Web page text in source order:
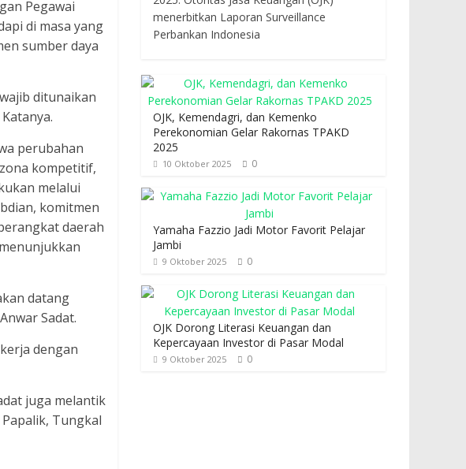
Pegawai
di masa yang
sumber daya
ditunaikan
perubahan
kompetitif,
melalui
komitmen
daerah
datang
Sadat.
dengan
juga melantik
Tungkal
menerbitkan Laporan Surveillance
Perbankan Indonesia
OJK, Kemendagri, dan Kemenko
Perekonomian Gelar Rakornas TPAKD
2025
10 Oktober 2025 0
Yamaha Fazzio Jadi Motor Favorit Pelajar
Jambi
9 Oktober 2025 0
OJK Dorong Literasi Keuangan dan
Kepercayaan Investor di Pasar Modal
9 Oktober 2025 0